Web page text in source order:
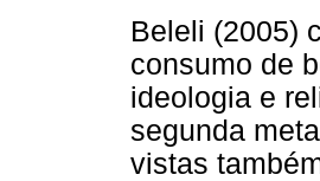
Beleli (2005)
consumo de
ideologia e
segunda
vistas